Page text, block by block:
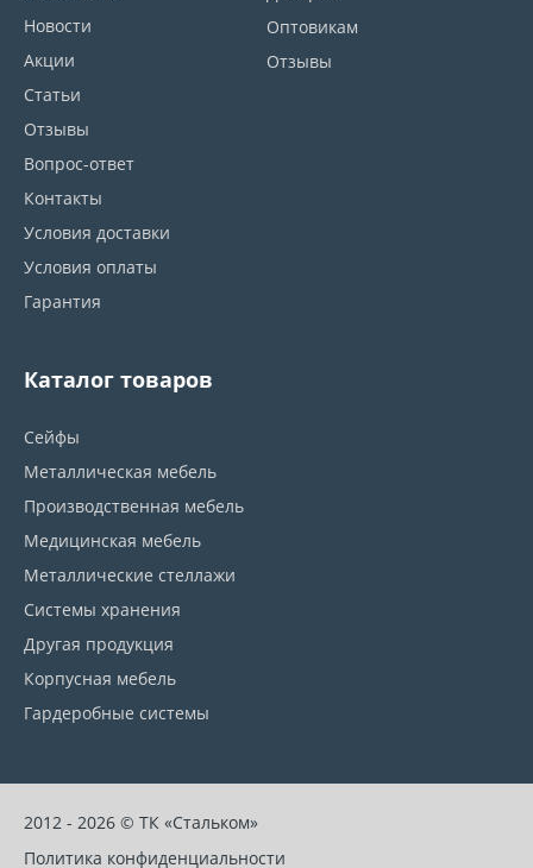
Новости
Акции
Статьи
Отзывы
Вопрос-ответ
Контакты
Условия доставки
Условия оплаты
Гарантия
Оптовикам
Отзывы
Каталог товаров
Сейфы
Металлическая мебель
Производственная мебель
Медицинская мебель
Металлические стеллажи
Системы хранения
Другая продукция
Корпусная мебель
Гардеробные системы
2012 - 2026 © ТК «Стальком»
Политика конфиденциальности